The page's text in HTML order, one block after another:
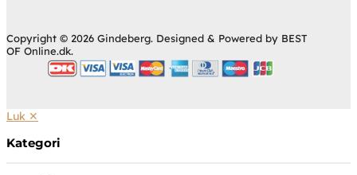
Copyright © 2026 Gindeberg. Designed & Powered by BEST
OF Online.dk.
Luk ✕
Kategori